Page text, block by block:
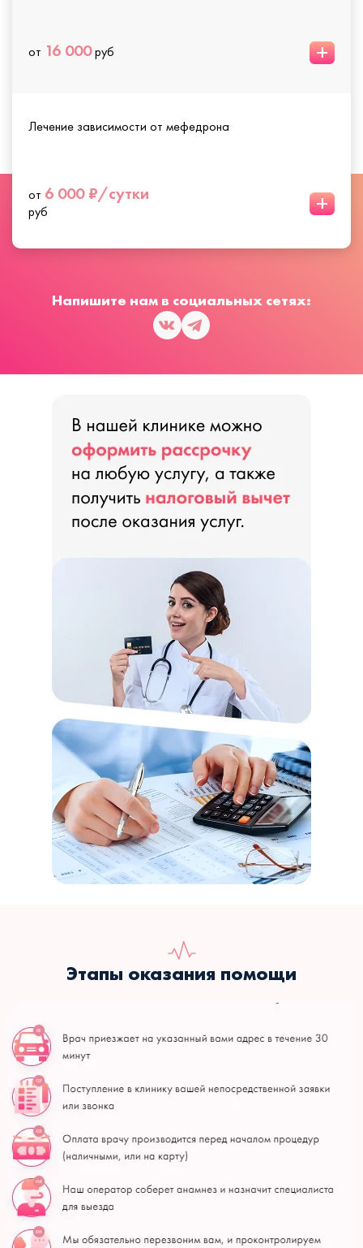
от 16 000руб +
Лечение зависимости от мефедрона
от 6 000 ₽/сутки
руб +
Напишите нам в социальных сетях:
Этапы оказания помощи